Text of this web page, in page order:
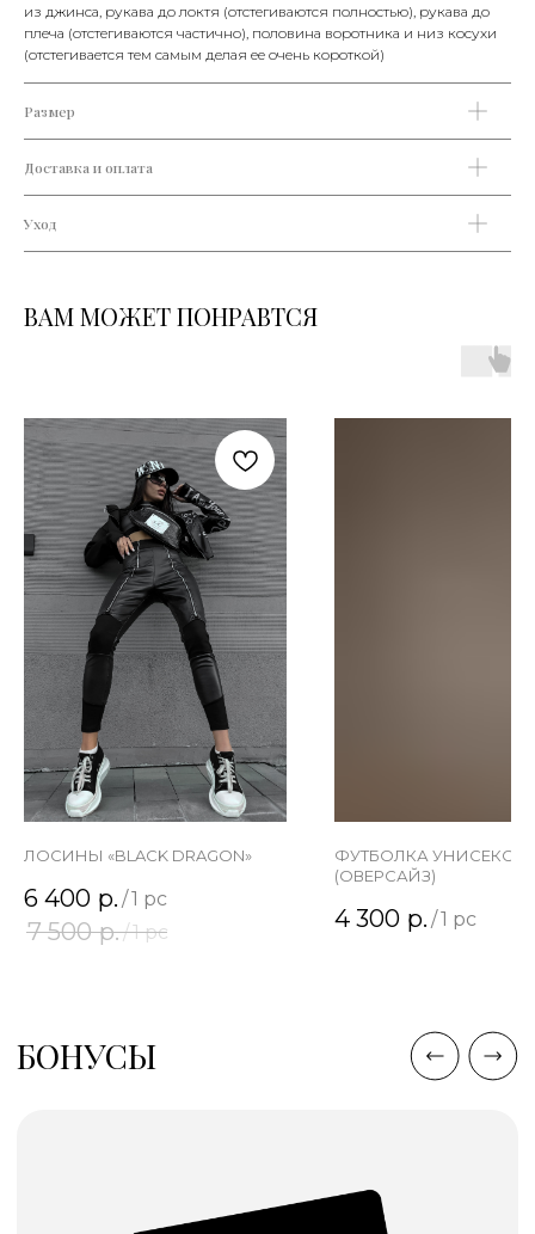
из джинса, рукава до локтя (отстегиваются полностью), рукава до
плеча (отстегиваются частично), половина воротника и низ косухи
(отстегивается тем самым делая ее очень короткой)
Размер
Доставка и оплата
Уход
ВАМ МОЖЕТ ПОНРАВТСЯ
ЛОСИНЫ «BLACK DRAGON»
6 400 р. /1 pc
7 500 р./1 pc
ФУТБОЛКА УНИСЕКС
(ОВЕРСАЙЗ)
4 300 р. /1 pc
ПРОГРАММА ЛОЯЛЬНОСТИ